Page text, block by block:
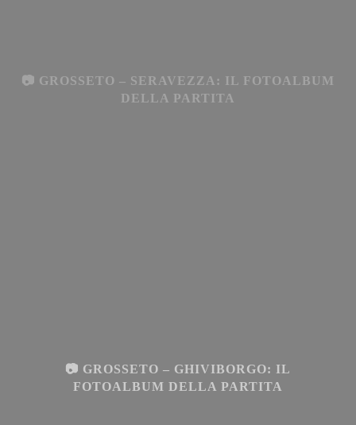
📷 GROSSETO – SERAVEZZA: IL FOTOALBUM
DELLA PARTITA
📷 GROSSETO – GHIVIBORGO: IL
FOTOALBUM DELLA PARTITA